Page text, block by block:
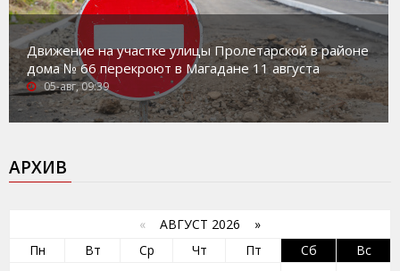
Движение на участке улицы Пролетарской в районе
дома № 66 перекроют в Магадане 11 августа
05-авг, 09:39
АРХИВ
« АВГУСТ 2026 »
Пн
Вт Ср Чт Пт Сб
Вс